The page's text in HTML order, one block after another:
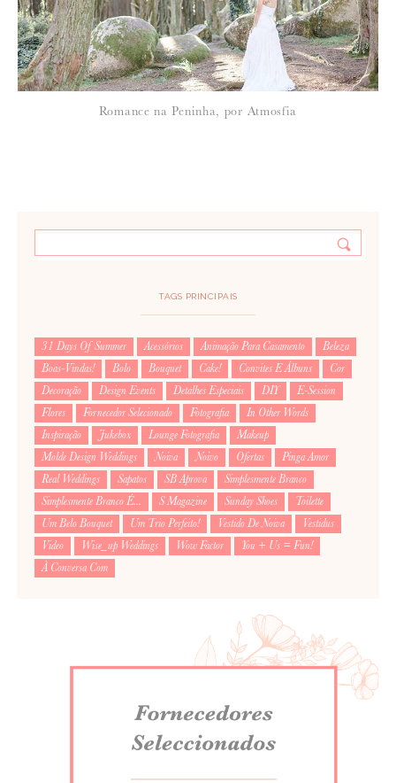
Romance na Peninha, por Atmosfia
TAGS PRINCIPAIS
31 Days Of Summer Acessórios Animação Para Casamento
Beleza
Boas-Vindas!
Bolo Bouquet Cake! Convites E Álbuns
Cor
Decoração
Design Events Detalhes Especiais DIY
E-Session
Flores
Fornecedor Selecionado Fotografia
In Other Words
Inspiração
Jukebox Lounge Fotografia
Makeup
Molde Design Weddings
Noiva Noivo Ofertas
Pinga Amor
Real Weddings
Sapatos SB Aprova
Simplesmente Branco
Simplesmente Branco É...
S Magazine Sunday Shoes
Toilette
Um Belo Bouquet
Um Trio Perfeito! Vestido De Noiva
Vestidus
Video
Wise_up Weddings Wow Factor
You + Us = Fun!
À Conversa Com